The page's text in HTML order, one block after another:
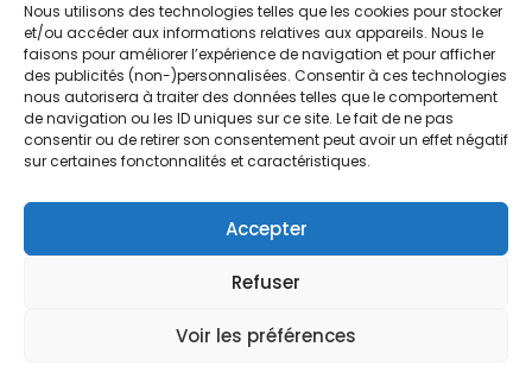
Nous utilisons des technologies telles que les cookies pour stocker
et/ou accéder aux informations relatives aux appareils. Nous le
faisons pour améliorer l’expérience de navigation et pour afficher
des publicités (non-)personnalisées. Consentir à ces technologies
nous autorisera à traiter des données telles que le comportement
de navigation ou les ID uniques sur ce site. Le fait de ne pas
consentir ou de retirer son consentement peut avoir un effet négatif
sur certaines fonctonnalités et caractéristiques.
Accepter
Refuser
Voir les préférences
FAQ
Qui sommes nous
Contactez-nous
Mentions légales
Code réduction
Bons plans
Soldes
French Days
© 2026 Tous droits réservés.